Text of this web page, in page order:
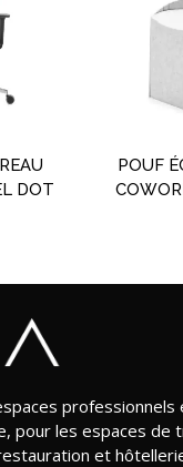
DOT
POUF
pour les espaces de
et